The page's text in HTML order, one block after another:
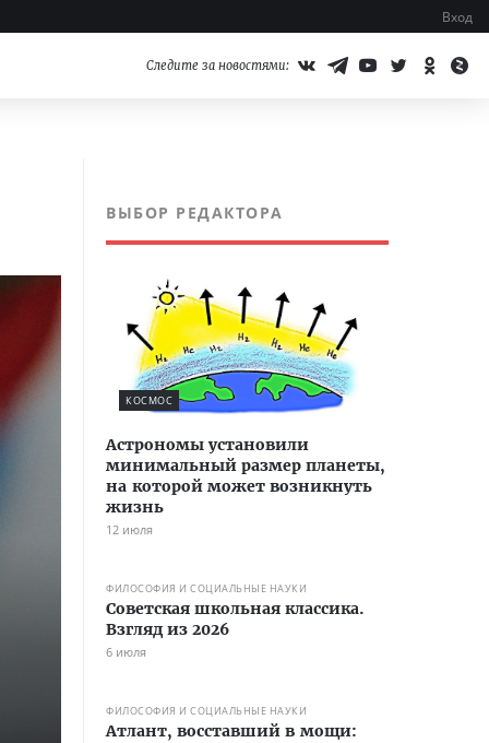
Вход
Следите за новостями:
ВЫБОР РЕДАКТОРА
КОСМОС
Астрономы установили
минимальный размер планеты,
на которой может возникнуть
жизнь
12 июля
ФИЛОСОФИЯ И СОЦИАЛЬНЫЕ НАУКИ
Советская школьная классика.
Взгляд из 2026
6 июля
ФИЛОСОФИЯ И СОЦИАЛЬНЫЕ НАУКИ
Атлант, восставший в мощи: